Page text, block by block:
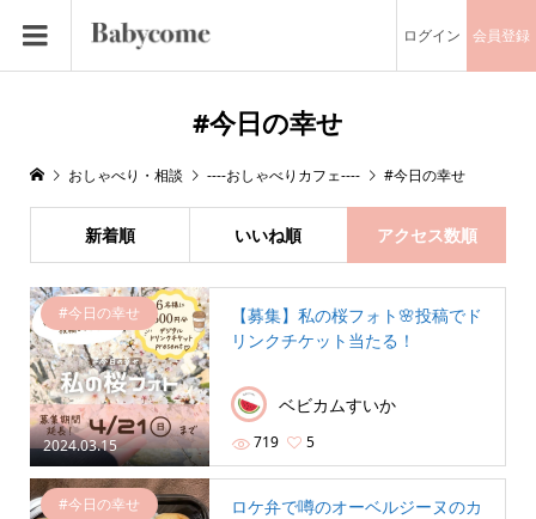
ログイン 会員登録
#今日の幸せ
おしゃべり・相談 ----おしゃべりカフェ---- #今日の幸せ
新着順 いいね順 アクセス数順
2024.03.15
#今日の幸せ
【募集】私の桜フォト🌸投稿でド
リンクチケット当たる！
ベビカムすいか
719 5
#今日の幸せ
ロケ弁で噂のオーベルジーヌのカ